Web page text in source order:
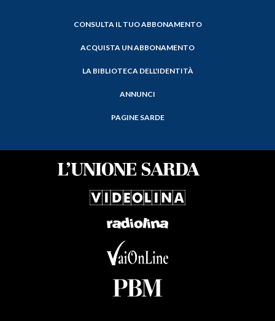
CONSULTA IL TUO ABBONAMENTO
ACQUISTA UN ABBONAMENTO
LA BIBLIOTECA DELL'IDENTITÀ
ANNUNCI
PAGINE SARDE